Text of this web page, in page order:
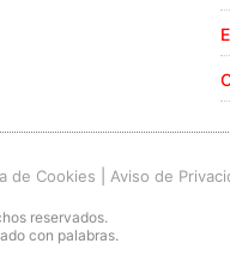
de Cookies Aviso de
reservados.
con palabras.